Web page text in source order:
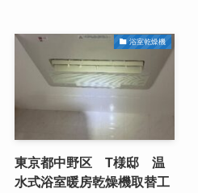
浴室乾燥機
東京都中野区 T様邸 温
水式浴室暖房乾燥機取替工